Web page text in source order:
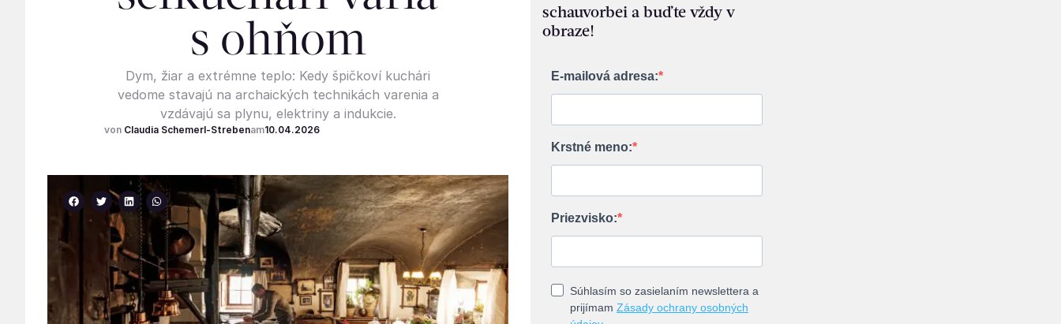
s ohňom
Dym, žiar a extrémne teplo: Kedy špičkoví kuchári
vedome stavajú na archaických technikách varenia a
vzdávajú sa plynu, elektriny a indukcie.
Claudia Schemerl-Streben 10.04.2026
schauvorbei a buďte vždy v
obraze!
E-mailová adresa:
Krstné meno:
Priezvisko:
Súhlasím so zasielaním newslettera a
prijímam Zásady ochrany osobných